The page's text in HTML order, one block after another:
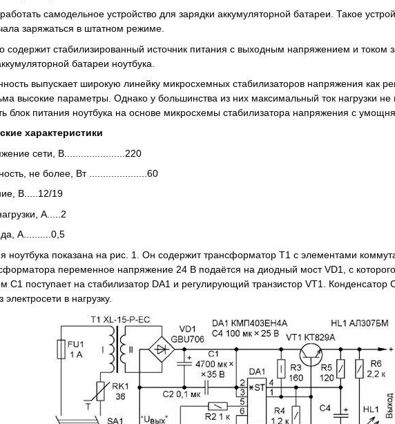
самодельное устройство для зарядки аккумуляторной батареи. Такое
заряжаться в штатном режиме.
содержит стабилизированный источник питания с выходным напряжением и током
батареи ноутбука.
выпускает широкую линейку микросхемных стабилизаторов напряжения как
высокие параметры. Однако у большинства из них максимальный ток нагрузки
блок питания ноутбука на основе микросхемы стабилизатора напряжения с
характеристики
сети, В......................220
не более, Вт .....................60
В.....12/19
А.....2
А..........0,5
ноутбука показана на рис. 1. Он содержит трансформатор Т1 с элементами
переменное напряжение 24 В подаётся на диодный мост VD1, с
С1 поступает на стабилизатор DA1 и регулирующий транзистор VT1. Конденсатор
в нагрузку.